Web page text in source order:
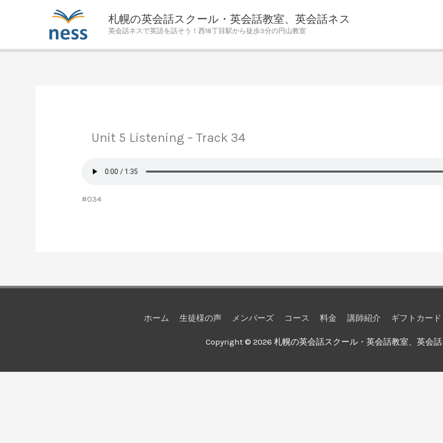
札幌の英会話スクール・英会話教室、英会話ネス
英会話ネスで英語を話そう！西18丁目駅から徒歩3分の円山教室
Unit 5 Listening – Track 34
#034
ホーム 生徒様の声 メンバーズ コース 料金 講師紹介 ギフトカード
Copyright © 2026 札幌の英会話スクール・英会話教室、英会